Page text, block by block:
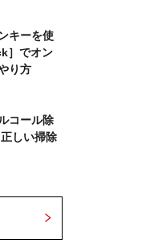
キーを使
］でオン
り方
コール除
しい掃除